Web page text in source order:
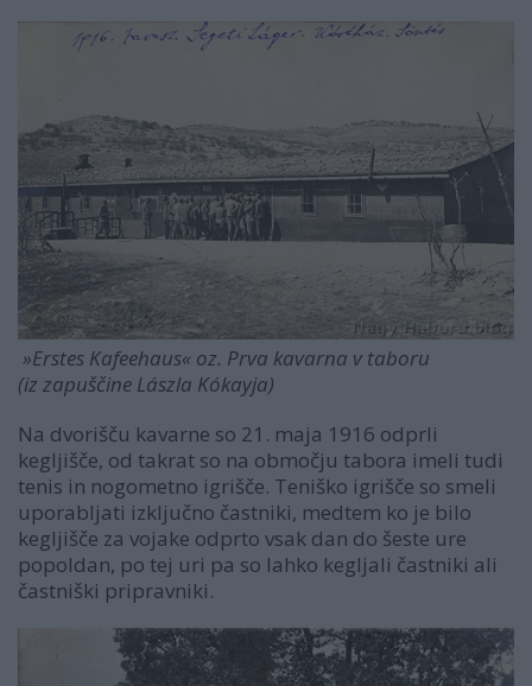
»Erstes Kafeehaus« oz. Prva kavarna v taboru
(iz zapuščine Lászla Kókayja)
Na dvorišču kavarne so 21. maja 1916 odprli
kegljišče, od takrat so na območju tabora imeli tudi
tenis in nogometno igrišče. Teniško igrišče so smeli
uporabljati izključno častniki, medtem ko je bilo
kegljišče za vojake odprto vsak dan do šeste ure
popoldan, po tej uri pa so lahko kegljali častniki ali
častniški pripravniki.